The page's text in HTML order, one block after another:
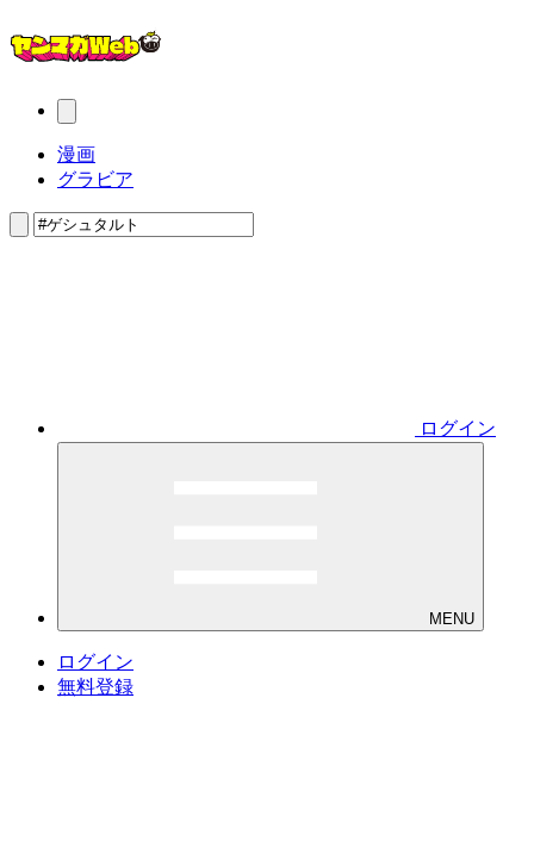
漫画
グラビア
ログイン
MENU
ログイン
無料登録